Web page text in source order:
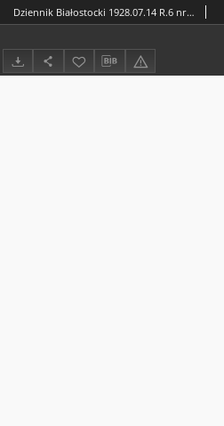
Dziennik Białostocki 1928.07.14 R.6 nr 194